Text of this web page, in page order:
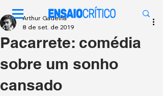
Pacarrete: comédia
sobre um sonho
cansado
Arthur Gadelha
8 de set. de 2019